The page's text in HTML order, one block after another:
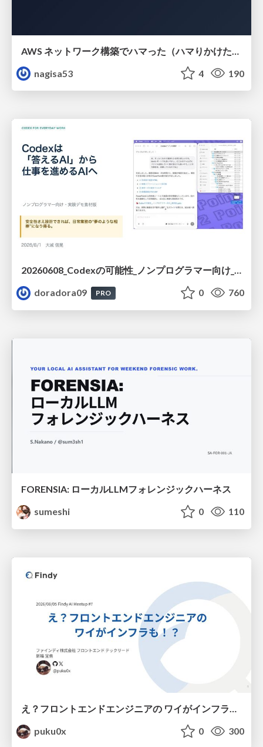
nagisa53
4 190
20260608_Codexの可能性_ノンプログラマー向け_大城追記
doradora09
PRO 0 760
FORENSIA: ローカルLLMフォレンジックハーネス
sumeshi
0 110
puku0x
0 300